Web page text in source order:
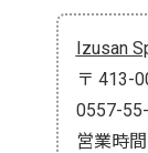
Izusan
〒 413-
0557-
営業時